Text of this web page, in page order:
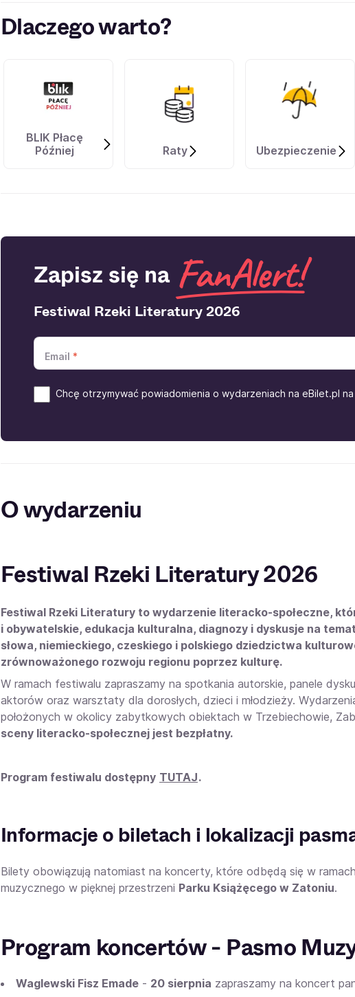
Dlaczego warto?
BLIK Płacę
Później
Raty Ubezpieczenie
Zapisz się na
Festiwal Rzeki Literatury 2026
Email
Chcę otrzymywać powiadomienia o wydarzeniach na eBilet.pl
O wydarzeniu
Festiwal Rzeki Literatury 2026
Festiwal Rzeki Literatury to wydarzenie literacko-społeczne,
i obywatelskie, edukacja kulturalna, diagnozy i dyskusje na
słowa, niemieckiego, czeskiego i polskiego dziedzictwa
zrównoważonego rozwoju regionu poprzez kulturę.
W ramach festiwalu zapraszamy na spotkania autorskie, panele
aktorów oraz warsztaty dla dorosłych, dzieci i młodzieży.
położonych w okolicy zabytkowych obiektach w Trzebiechowie,
sceny literacko-społecznej jest bezpłatny.
Program festiwalu dostępny TUTAJ.
Informacje o biletach i lokalizacji
Bilety obowiązują natomiast na koncerty, które odbędą się w
muzycznego w pięknej przestrzeni Parku Książęcego w Zatoniu.
Program koncertów - Pasmo
Waglewski Fisz Emade - 20 sierpnia zapraszamy na koncert